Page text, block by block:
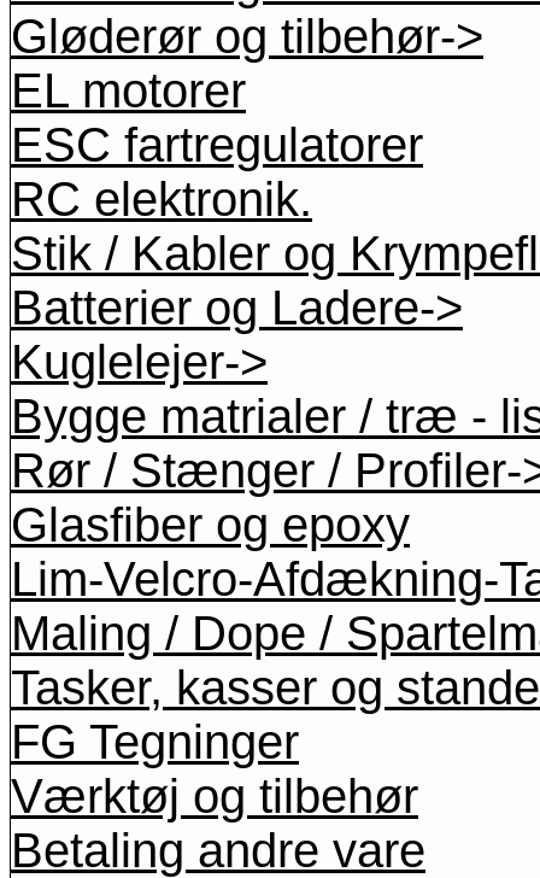
Gløderør og tilbehør->
EL motorer
ESC fartregulatorer
RC elektronik.
Stik / Kabler og
Batterier og Ladere->
Kuglelejer->
Bygge matrialer / træ -
Rør / Stænger / Profiler-
Glasfiber og epoxy
Lim-Velcro-Afdækning-
Maling / Dope /
Tasker, kasser og
FG Tegninger
Værktøj og tilbehør
Betaling andre vare